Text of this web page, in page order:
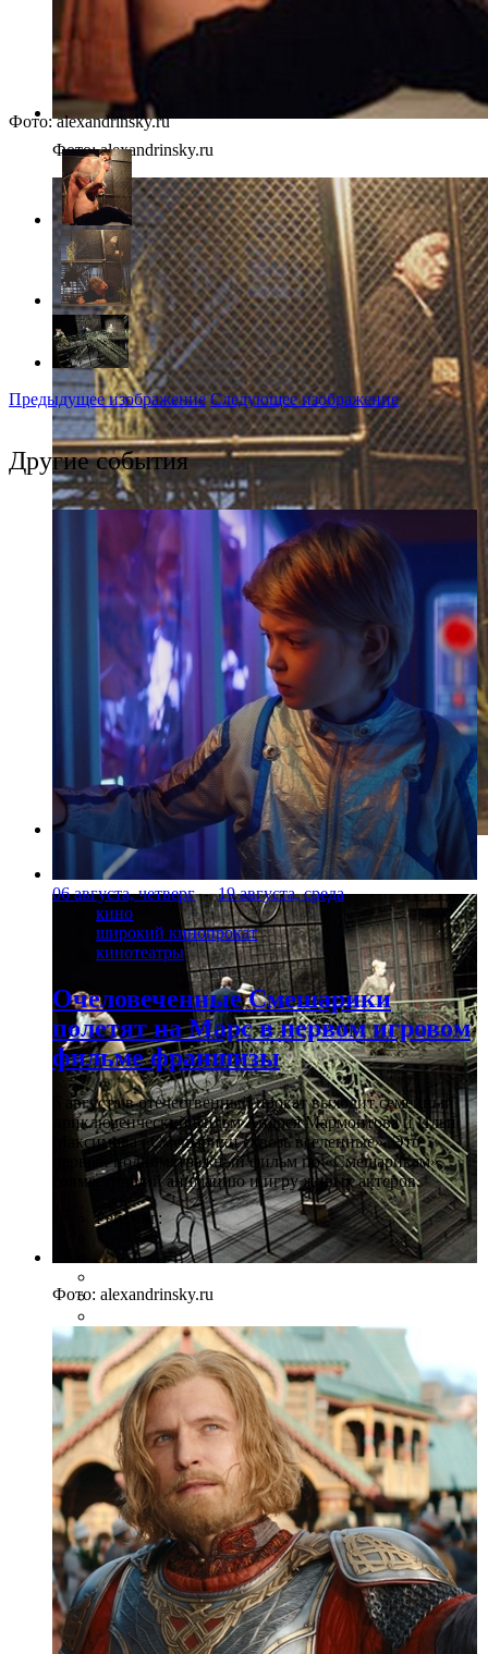
Фото: alexandrinsky.ru
Фото: alexandrinsky.ru
Фото: alexandrinsky.ru
Фото: alexandrinsky.ru
Предыдущее изображение Следующее изображение
Другие события
06 августа, четверг-19 августа, среда
кино
широкий кинопрокат
кинотеатры
Очеловеченные Смешарики
полетят на Марс в первом игровом
фильме франшизы
6 августа в отечественный прокат выходит семейный
приключенческий фильм Андрея Мармонтова и Ильи
Максимова «Смешарики сквозь вселенные». Это
первый полнометражный фильм по «Смешарикам»,
совместивший анимацию и игру живых актеров.
Рейтинг: